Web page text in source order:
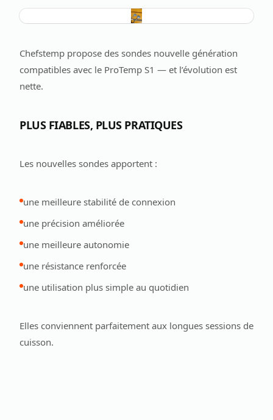
Chefstemp propose des sondes nouvelle génération
compatibles avec le ProTemp S1 — et l’évolution est
nette.
PLUS FIABLES, PLUS PRATIQUES
Les nouvelles sondes apportent :
une meilleure stabilité de connexion
une précision améliorée
une meilleure autonomie
une résistance renforcée
une utilisation plus simple au quotidien
Elles conviennent parfaitement aux longues sessions de
cuisson.